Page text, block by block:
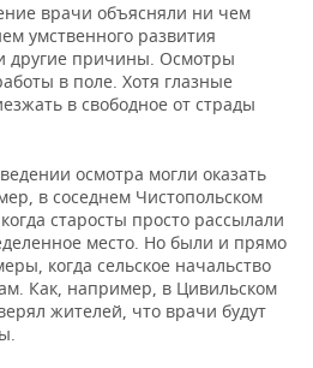
врачи объясняли ни чем
умственного развития
другие причины. Осмотры
в поле. Хотя глазные
в свободное от страды
осмотра могли оказать
в соседнем Чистопольском
старосты просто рассылали
место. Но были и прямо
когда сельское начальство
Как, например, в Цивильском
жителей, что врачи будут